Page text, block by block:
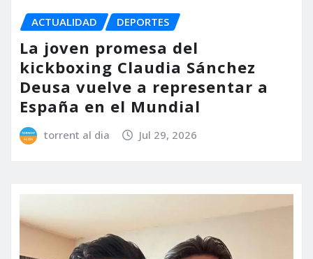
ACTUALIDAD DEPORTES
La joven promesa del
kickboxing Claudia Sánchez
Deusa vuelve a representar a
España en el Mundial
torrent al dia Jul 29, 2026